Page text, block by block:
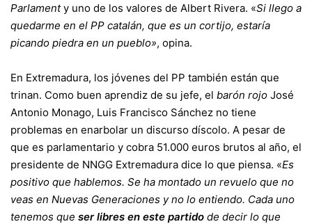
Parlamenty uno de los valores de Albert Rivera. «Si llego a
quedarme en el PP catalán, que es un cortijo, estaría
picando piedra en un pueblo», opina.
En Extremadura, los jóvenes del PP también están que
trinan. Como buen aprendiz de su jefe, el barón rojo José
Antonio Monago, Luis Francisco Sánchez no tiene
problemas en enarbolar un discurso díscolo. A pesar de
que es parlamentario y cobra 51.000 euros brutos al año, el
presidente de NNGG Extremadura dice lo que piensa. «Es
positivo que hablemos. Se ha montado un revuelo que no
veas en Nuevas Generaciones y no lo entiendo. Cada uno
tenemos que ser libres en este partido de decir lo que